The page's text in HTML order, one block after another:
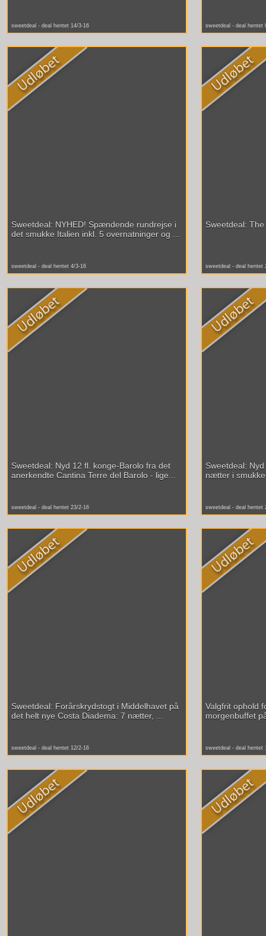
sweetdeal - deal hentet 14/3-16 sweetdeal - deal hentet
Sweetdeal: NYHED! Spændende rundrejse i
det smukke Italien inkl. 5 overnatninger og ...
sweetdeal - deal hentet 4/3-16
Sweetdeal:
sweetdeal - deal hentet
Sweetdeal: Nyd 12 fl. konge-Barolo fra det
anerkendte Cantina Terre del Barolo - lige...
sweetdeal - deal hentet 23/2-16
Sweetdeal:
nætter i
sweetdeal - deal hentet
Sweetdeal: Forårskrydstogt i Middelhavet på
det helt nye Costa Diadema: 7 nætter, ...
sweetdeal - deal hentet 12/2-16
Valgfrit ophold
morgenbuffet
sweetdeal - deal hentet